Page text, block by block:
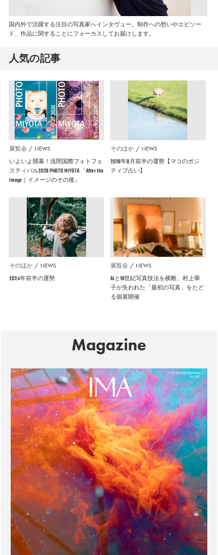
国内外で活躍する注目の写真家へインタヴュー。制作への想いやエピソー
ド、作品に関することにフォーカスしてお届けします。
人気の記事
展覧会 NEWS
いよいよ開幕！浅間国際フォトフェ
スティバル2026 PHOTO MIYOTA 「After the
Image｜イメージのその後」
そのほか NEWS
2026年8月前半の運勢【マコのポジ
ティブ占い】
そのほか NEWS
2024年前半の運勢
展覧会 NEWS
AIと19世紀写真技法を横断。村上華
子が失われた「最初の写真」をたど
る個展開催
Magazine